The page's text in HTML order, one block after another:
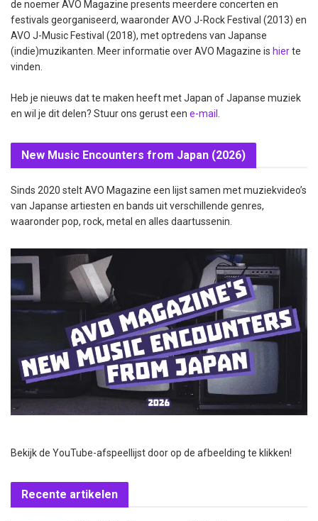
de noemer AVO Magazine presents meerdere concerten en
festivals georganiseerd, waaronder AVO J-Rock Festival (2013) en
AVO J-Music Festival (2018), met optredens van Japanse
(indie)muzikanten. Meer informatie over AVO Magazine is hierte
vinden.
Heb je nieuws dat te maken heeft met Japan of Japanse muziek
en wil je dit delen? Stuur ons gerust een e-mail
New Music Encounters from Japan (2026)
Sinds 2020 stelt AVO Magazine een lijst samen met muziekvideo’s
van Japanse artiesten en bands uit verschillende genres,
waaronder pop, rock, metal en alles daartussenin.
Bekijk de YouTube-afspeellijst door op de afbeelding te klikken!
Recente artikelen